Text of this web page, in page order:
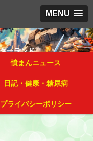
MENU
憤まんニュース
日記・健康・糖尿病
プライバシーポリシー